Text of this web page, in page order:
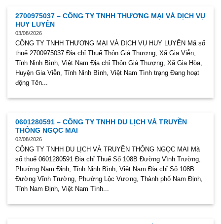
2700975037 – CÔNG TY TNHH THƯƠNG MẠI VÀ DỊCH VỤ
HUY LUYÊN
03/08/2026
CÔNG TY TNHH THƯƠNG MẠI VÀ DỊCH VỤ HUY LUYÊN Mã số
thuế 2700975037 Địa chỉ Thuế Thôn Giá Thượng, Xã Gia Viễn,
Tỉnh Ninh Bình, Việt Nam Địa chỉ Thôn Giá Thượng, Xã Gia Hòa,
Huyện Gia Viễn, Tỉnh Ninh Bình, Việt Nam Tình trạng Đang hoạt
động Tên...
0601280591 – CÔNG TY TNHH DU LỊCH VÀ TRUYỀN
THÔNG NGỌC MAI
02/08/2026
CÔNG TY TNHH DU LỊCH VÀ TRUYỀN THÔNG NGỌC MAI Mã
số thuế 0601280591 Địa chỉ Thuế Số 108B Đường Vĩnh Trường,
Phường Nam Định, Tỉnh Ninh Bình, Việt Nam Địa chỉ Số 108B
Đường Vĩnh Trường, Phường Lộc Vượng, Thành phố Nam Định,
Tỉnh Nam Định, Việt Nam Tình...